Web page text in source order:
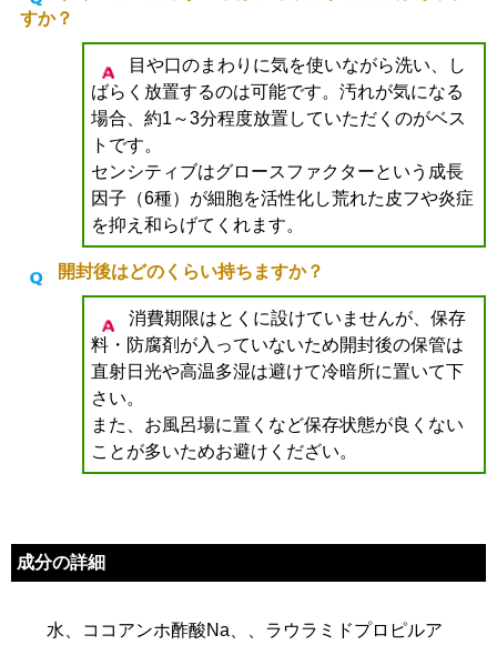
すか？
目や口のまわりに気を使いながら洗い、し
ばらく放置するのは可能です。汚れが気になる
場合、約1～3分程度放置していただくのがベス
トです。
センシティブはグロースファクターという成長
因子（6種）が細胞を活性化し荒れた皮フや炎症
を抑え和らげてくれます。
開封後はどのくらい持ちますか？
消費期限はとくに設けていませんが、保存
料・防腐剤が入っていないため開封後の保管は
直射日光や高温多湿は避けて冷暗所に置いて下
さい。
また、お風呂場に置くなど保存状態が良くない
ことが多いためお避けくだざい。
成分の詳細
水、ココアンホ酢酸Na、、ラウラミドプロピルア